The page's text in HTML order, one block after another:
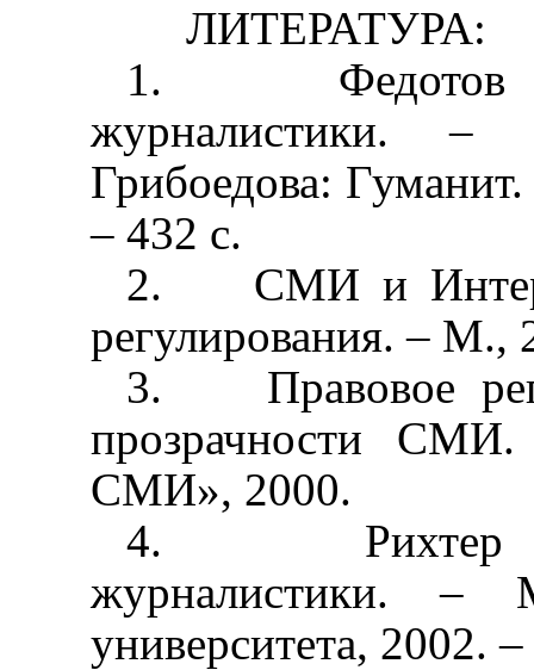
ЛИТЕРАТУРА:
1.
Грибоедова:
– 432 с.
2. СМИ и
регулирования.– М.,
3. Правовое
прозрачности
СМИ», 2000.
4.
журналистики.–
университета, 2002.–